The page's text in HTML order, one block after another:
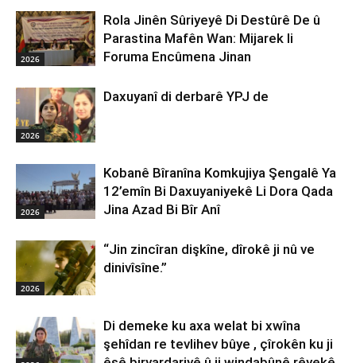
2026
Rola Jinên Sûriyeyê Di Destûrê De û
Parastina Mafên Wan: Mijarek li
Foruma Encûmena Jinan
2026
Daxuyanî di derbarê YPJ de
2026
Kobanê Bîranîna Komkujiya Şengalê Ya
12’emîn Bi Daxuyaniyekê Li Dora Qada
Jina Azad Bi Bîr Anî
2026
“Jin zincîran dişkîne, dîrokê ji nû ve
dinivîsîne.”
Di demeke ku axa welat bi xwîna
şehîdan re tevlihev bûye , çîrokên ku ji